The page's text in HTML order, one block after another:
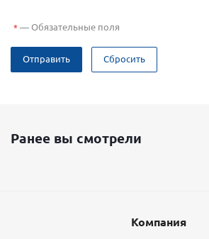
*—Обязательные поля
Отправить Сбросить
Ранее вы смотрели
Компания